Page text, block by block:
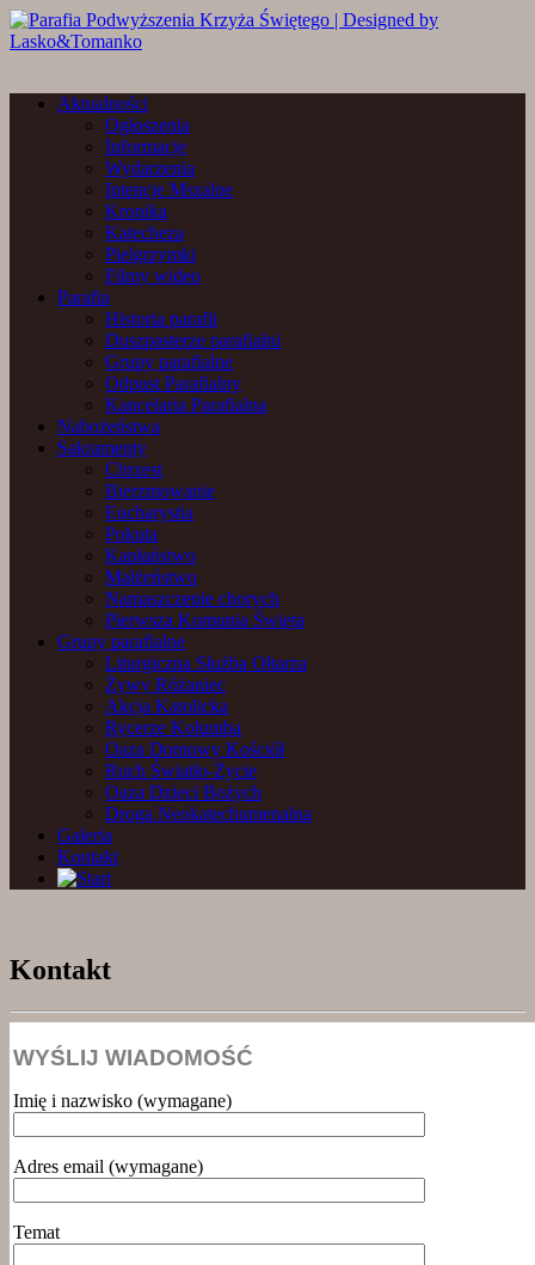
Aktualności
Ogłoszenia
Informacje
Wydarzenia
Intencje Mszalne
Kronika
Katecheza
Pielgrzymki
Filmy wideo
Parafia
Historia parafii
Duszpasterze parafialni
Grupy parafialne
Odpust Parafialny
Kancelaria Parafialna
Nabożeństwa
Sakramenty
Chrzest
Bierzmowanie
Eucharystia
Pokuta
Kapłaństwo
Małżeństwo
Namaszczenie chorych
Pierwsza Komunia Święta
Grupy parafialne
Liturgiczna Służba Ołtarza
Żywy Różaniec
Akcja Katolicka
Rycerze Kolumba
Oaza Domowy Kościół
Ruch Światło-Życie
Oaza Dzieci Bożych
Droga Neokatechumenalna
Galeria
Kontakt
Kontakt
WYŚLIJ WIADOMOŚĆ
Imię i nazwisko (wymagane)
Adres email (wymagane)
Temat